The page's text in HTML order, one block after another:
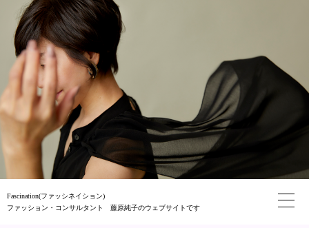
Fascination(ファッシネイション)
ファッション・コンサルタント 藤原純子のウェブサイトです